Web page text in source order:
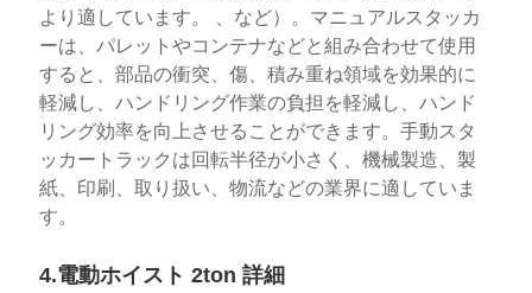
より適しています。 、など）。マニュアルスタッカ
ーは、パレットやコンテナなどと組み合わせて使用​​
すると、部品の衝突、傷、積み重ね領域を効果的に
軽減し、ハンドリング作業の負担を軽減し、ハンド
リング効率を向上させることができます。手動スタ
ッカートラックは回転半径が小さく、機械製造、製
紙、印刷、取り扱い、物流などの業界に適していま
す。
4.電動ホイスト 2ton 詳細